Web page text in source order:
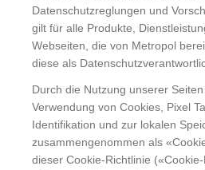
Datenschutzreglungen und
gilt für alle Produkte,
Webseiten, die von Metropol
diese als
Durch die Nutzung unserer
Verwendung von Cookies, Pixel
Identifikation und zur lokalen
zusammengenommen als
dieser Cookie-Richtlinie